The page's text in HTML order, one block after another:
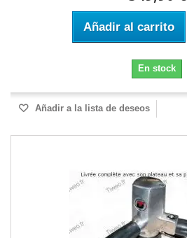
Añadir al carrito
En stock
Añadir a la lista de deseos